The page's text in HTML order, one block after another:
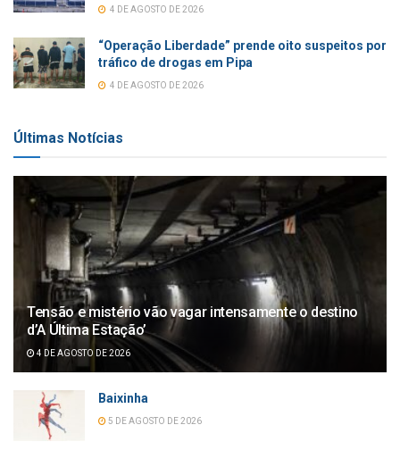
4 DE AGOSTO DE 2026
“Operação Liberdade” prende oito suspeitos por
tráfico de drogas em Pipa
4 DE AGOSTO DE 2026
Últimas Notícias
Tensão e mistério vão vagar intensamente o destino
d’A Última Estação’
4 DE AGOSTO DE 2026
Baixinha
5 DE AGOSTO DE 2026